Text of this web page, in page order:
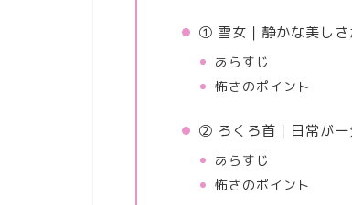
① 雪女｜静かな美し
あらすじ
怖さのポイント
② ろくろ首｜日常が一
あらすじ
怖さのポイント